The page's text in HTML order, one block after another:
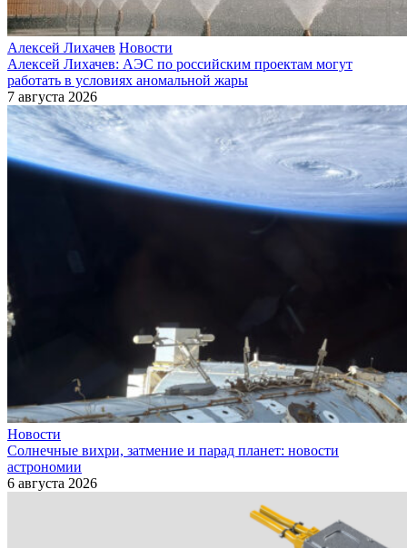
Алексей Лихачев Новости
Алексей Лихачев: АЭС по российским проектам могут
работать в условиях аномальной жары
7 августа 2026
Новости
Солнечные вихри, затмение и парад планет: новости
астрономии
6 августа 2026